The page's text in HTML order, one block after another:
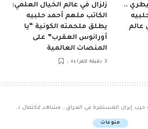
..
عالم
زلزال في عالم الخيال العلمي:
الكاتب ملهم أحمد حلبيه
يطلق ملحمته الكونية “يا
أورانوس العقرب” على
المنصات العالمية
3 دقيقة للقراءة
حرب إيران المستمرة في العراق… مشاهد لاكتمال نفوذ الفصائل
منوعات